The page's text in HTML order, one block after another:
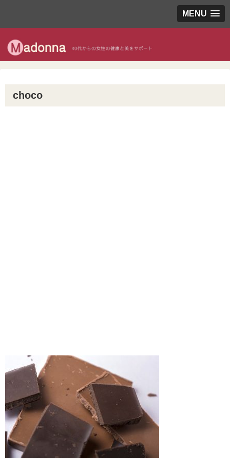
MENU
choco